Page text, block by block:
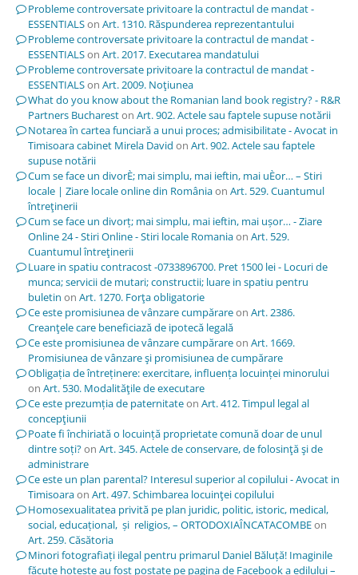
Probleme controversate privitoare la contractul de mandat -
ESSENTIALSon Art. 1310. Răspunderea reprezentantului
Probleme controversate privitoare la contractul de mandat -
ESSENTIALSon Art. 2017. Executarea mandatului
Probleme controversate privitoare la contractul de mandat -
ESSENTIALSon Art. 2009. Noţiunea
What do you know about the Romanian land book registry? - R&R
Partners Buchareston Art. 902. Actele sau faptele supuse notării
Notarea în cartea funciară a unui proces; admisibilitate - Avocat in
Timisoara cabinet Mirela David on Art. 902. Actele sau faptele
supuse notării
Cum se face un divorÈ; mai simplu, mai ieftin, mai uÈor… – Stiri
locale | Ziare locale online din Româniaon Art. 529. Cuantumul
întreţinerii
Cum se face un divorț; mai simplu, mai ieftin, mai ușor… - Ziare
Online 24 - Stiri Online - Stiri locale Romaniaon Art. 529.
Cuantumul întreţinerii
Luare in spatiu contracost -0733896700. Pret 1500 lei - Locuri de
munca; servicii de mutari; constructii; luare in spatiu pentru
buletin on Art. 1270. Forţa obligatorie
Ce este promisiunea de vânzare cumpărareon Art. 2386.
Creanţele care beneficiază de ipotecă legală
Ce este promisiunea de vânzare cumpărareon Art. 1669.
Promisiunea de vânzare şi promisiunea de cumpărare
Obligația de întreținere: exercitare, influența locuinței minorului
on Art. 530. Modalităţile de executare
Ce este prezumția de paternitateon Art. 412. Timpul legal al
concepţiunii
Poate fi închiriată o locuință proprietate comună doar de unul
dintre soți?on Art. 345. Actele de conservare, de folosinţă şi de
administrare
Ce este un plan parental? Interesul superior al copilului - Avocat in
Timisoaraon Art. 497. Schimbarea locuinţei copilului
Homosexualitatea privită pe plan juridic, politic, istoric, medical,
social, educațional, și religios, – ORTODOXIAÎNCATACOMBEon
Art. 259. Căsătoria
Minori fotografiați ilegal pentru primarul Daniel Băluță! Imaginile
făcute hoțește au fost postate pe pagina de Facebook a edilului –